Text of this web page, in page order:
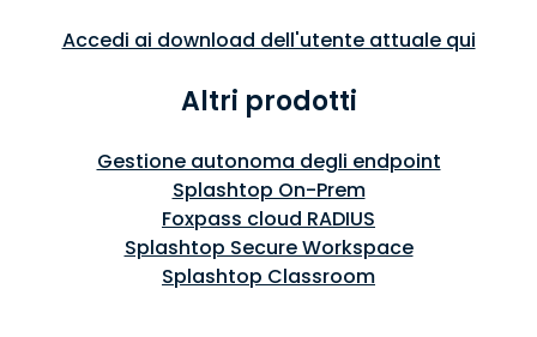
Accedi ai download dell'utente attuale qui
Altri prodotti
Gestione autonoma degli endpoint
Splashtop On-Prem
Foxpass cloud RADIUS
Splashtop Secure Workspace
Splashtop Classroom